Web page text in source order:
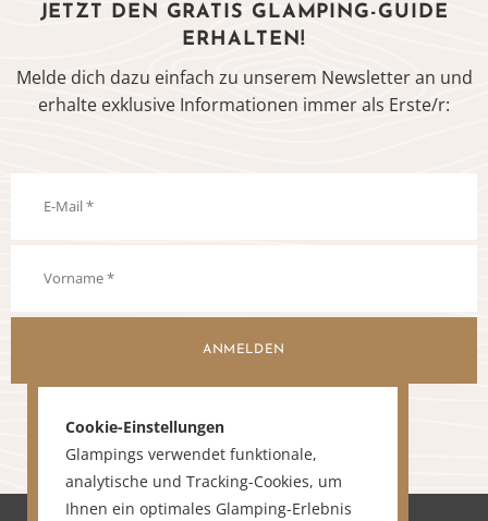
JETZT DEN GRATIS GLAMPING-GUIDE
ERHALTEN!
Melde dich dazu einfach zu unserem Newsletter an und
erhalte exklusive Informationen immer als Erste/r:
ANMELDEN
Cookie-Einstellungen
Glampings verwendet funktionale,
analytische und Tracking-Cookies, um
Ihnen ein optimales Glamping-Erlebnis